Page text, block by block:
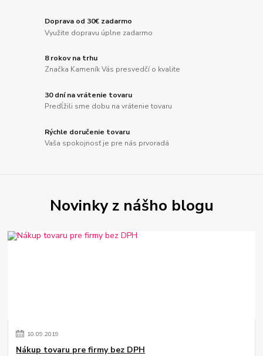
Doprava od 30€ zadarmo
Využite dopravu úplne zadarmo
8 rokov na trhu
Značka Kameník Vás presvedčí o kvalite
30 dní na vrátenie tovaru
Predĺžili sme dobu na vrátenie tovaru
Rýchle doručenie tovaru
Vaša spokojnosť je pre nás prvoradá
Novinky z nášho blogu
10.09.2019
Nákup tovaru pre firmy bez DPH